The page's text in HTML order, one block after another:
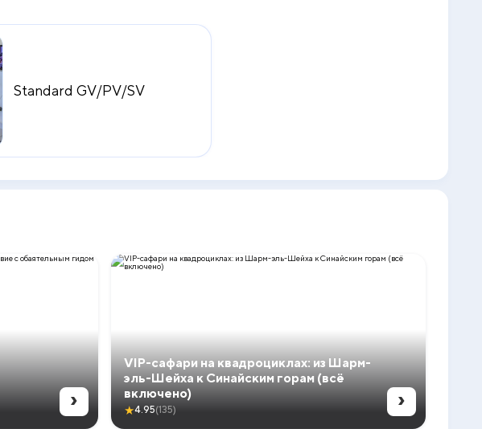
Standard GV/PV/SV
›
VIP-сафари на квадроциклах: из Шарм-
эль-Шейха к Синайским горам (всё
включено)
★4.95(135) ›